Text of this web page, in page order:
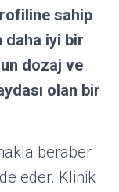
sahip
daha iyi bir
dozaj ve
olan bir
beraber
eder. Klinik